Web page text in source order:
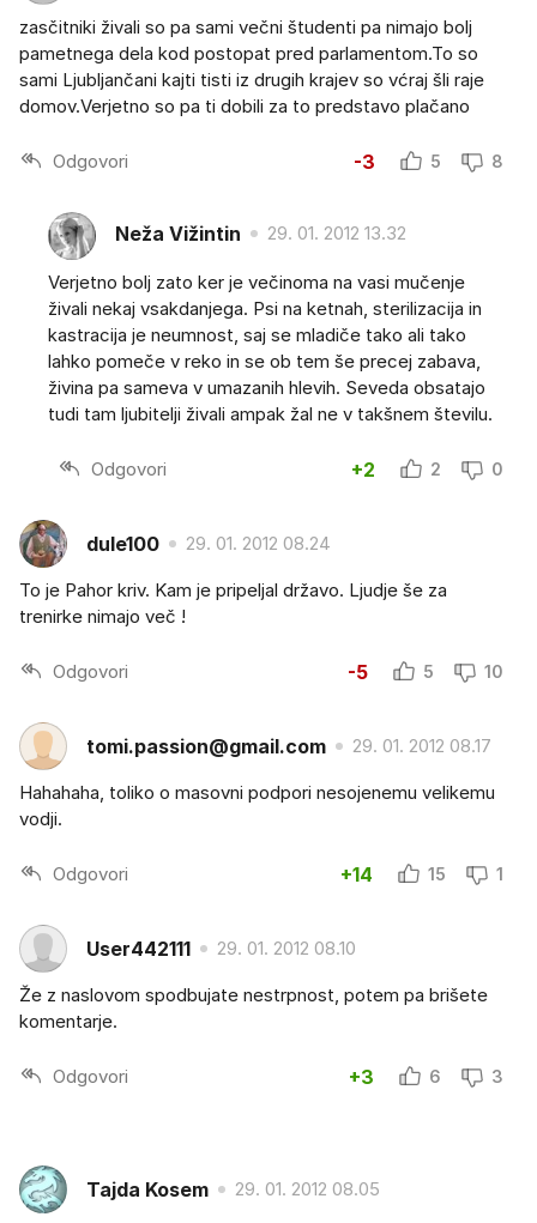
zasčitniki živali so pa sami večni študenti pa nimajo bolj
pametnega dela kod postopat pred parlamentom.To so
sami Ljubljančani kajti tisti iz drugih krajev so vćraj šli raje
domov.Verjetno so pa ti dobili za to predstavo plačano
Odgovori -3 5 8
Neža Vižintin 29. 01. 2012 13.32
Verjetno bolj zato ker je večinoma na vasi mučenje
živali nekaj vsakdanjega. Psi na ketnah, sterilizacija in
kastracija je neumnost, saj se mladiče tako ali tako
lahko pomeče v reko in se ob tem še precej zabava,
živina pa sameva v umazanih hlevih. Seveda obsatajo
tudi tam ljubitelji živali ampak žal ne v takšnem številu.
Odgovori +2 2 0
dule100 29. 01. 2012 08.24
To je Pahor kriv. Kam je pripeljal državo. Ljudje še za
trenirke nimajo več !
Odgovori -5 5 10
tomi.passion@gmail.com 29. 01. 2012 08.17
Hahahaha, toliko o masovni podpori nesojenemu velikemu
vodji.
Odgovori +14 15 1
User442111 29. 01. 2012 08.10
Že z naslovom spodbujate nestrpnost, potem pa brišete
komentarje.
Odgovori +3 6 3
Tajda Kosem 29. 01. 2012 08.05